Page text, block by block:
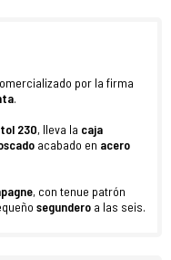
por la firma
.
230, lleva la caja
acabado en acero
, con tenue patrón
segundero a las seis.